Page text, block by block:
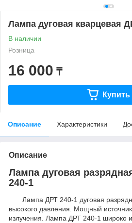
Лампа дуговая кварцевая
В наличии
Розница
16 000 ₸
Купить
Описание Характеристики
Описание
Лампа дуговая
240-1
Лампа ДРТ 240-1 дуговая
высокого давления. Мощный
излучения. Лампа ДРТ 240-1 широко